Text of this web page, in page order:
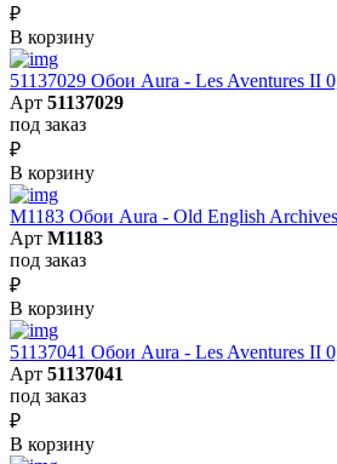
₽
В корзину
51137029 Обои Aura - Les Aventures II
Арт 51137029
под заказ
₽
В корзину
M1183 Обои Aura - Old English
Арт M1183
под заказ
₽
В корзину
51137041 Обои Aura - Les Aventures II
Арт 51137041
под заказ
₽
В корзину